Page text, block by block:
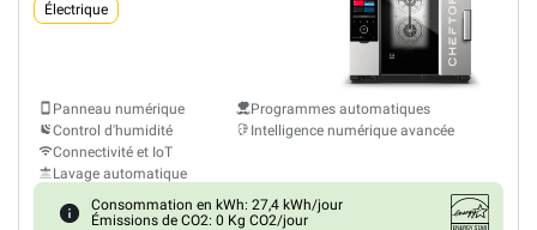
Électrique
Panneau numérique
Control d'humidité
Connectivité et IoT
Lavage automatique
Programmes automatiques
Intelligence numérique avancée
Consommation en kWh: 27,4 kWh/jour
Émissions de CO2: 0 Kg CO2/jour